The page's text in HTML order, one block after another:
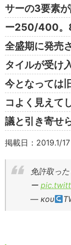
サーの3要素
ー250/400。
全盛期に発売
タイルが受け
今となっては
コよく見えて
議と引き寄せ
掲載日：2019.1/17
免許取っ
ー
— коυ